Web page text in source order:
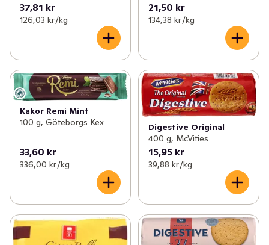
37,81 kr
126,03 kr /kg
21,50 kr
134,38 kr /kg
Kakor Remi Mint
100 g, Göteborgs Kex
33,60 kr
336,00 kr /kg
Digestive Original
400 g, McVities
15,95 kr
39,88 kr /kg